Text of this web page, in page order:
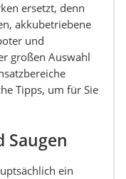
ersetzt, denn
akkubetriebene
und
großen Auswahl
Tipps, um für Sie
Saugen
ein